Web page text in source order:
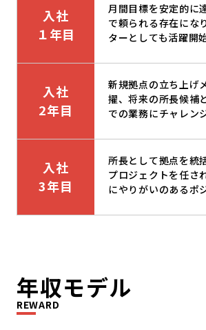
入社
１年目
月間目標を安定的に
で頼られる存在にな
ターとしても活躍開始
入社
2年目
新規拠点の立ち上げ
擢、将来の所長候補
での業務にチャレンジ
入社
3年目
所長として拠点を統
プロジェクトを任さ
にやりがいのあるポ
年収モデル
REWARD